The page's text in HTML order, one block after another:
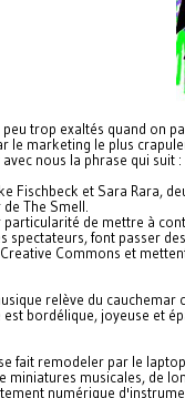
peu trop exaltés quand on
le marketing le plus
nous la phrase qui suit :
Fischbeck et Sara Rara,
The Smell.
de mettre à
spectateurs, font passer
Commons et
relève du
bordélique, joyeuse et
fait remodeler par le
miniatures musicales, de
numérique